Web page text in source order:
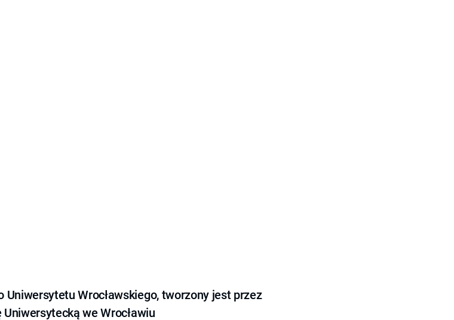
Uniwersytetu Wrocławskiego, tworzony jest przez
we Wrocławiu